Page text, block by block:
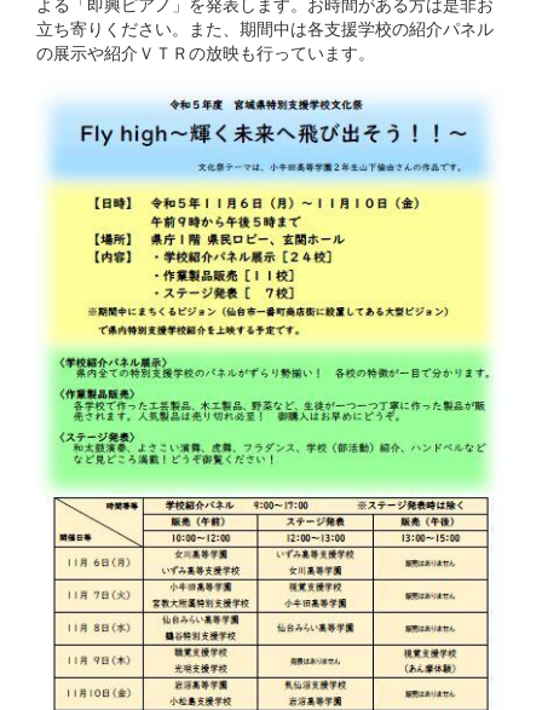
立ち寄りください。また、期間中は各支援学校の紹介パネル
の展示や紹介ＶＴＲの放映も行っています。